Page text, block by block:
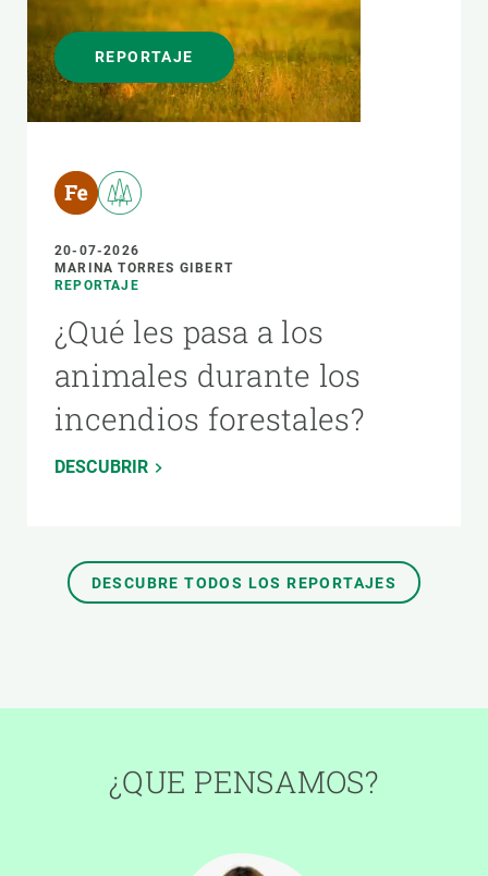
REPORTAJE
20-07-2026
MARINA TORRES GIBERT
REPORTAJE
¿Qué les pasa a los
animales durante los
incendios forestales?
DESCUBRIR
DESCUBRE TODOS LOS REPORTAJES
¿QUE PENSAMOS?